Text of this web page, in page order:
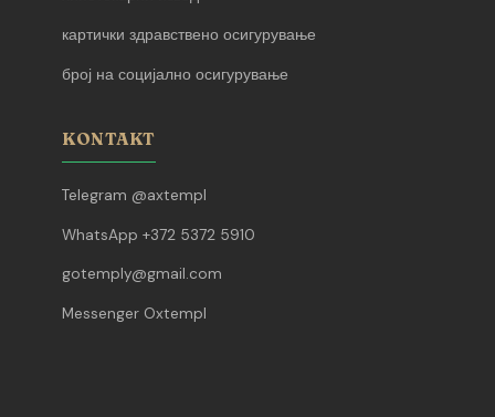
картички здравствено осигурување
број на социјално осигурување
KONTAKT
Telegram @axtempl
WhatsApp +372 5372 5910
gotemply@gmail.com
Messenger Oxtempl